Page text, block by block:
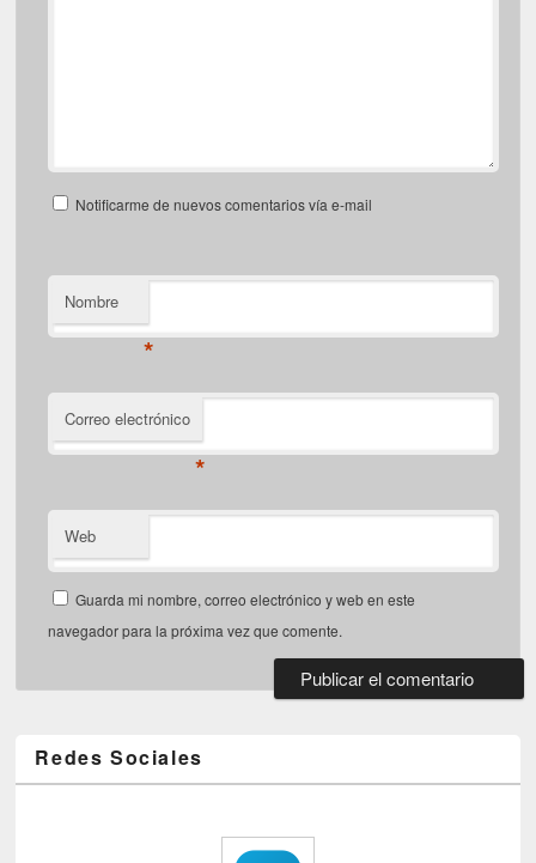
Notificarme de nuevos comentarios vía e-mail
Nombre
*
Correo electrónico
*
Web
Guarda mi nombre, correo electrónico y web en este
navegador para la próxima vez que comente.
Redes Sociales